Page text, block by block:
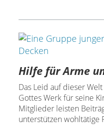
Hilfe für Arme
Das Leid auf dieser
Gottes Werk für seine
Mitglieder leisten
unterstützen wohltätige